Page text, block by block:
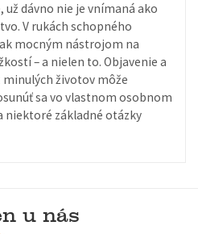
dávno nie je vnímaná ako
V rukách schopného
mocným nástrojom na
– a nielen to. Objavenie a
životov môže
sa vo vlastnom osobnom
niektoré základné otázky
u nás